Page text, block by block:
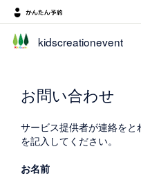
kidscreationevent
お問い合わせ
サービス提供者が連絡を
を記入してください。
お名前